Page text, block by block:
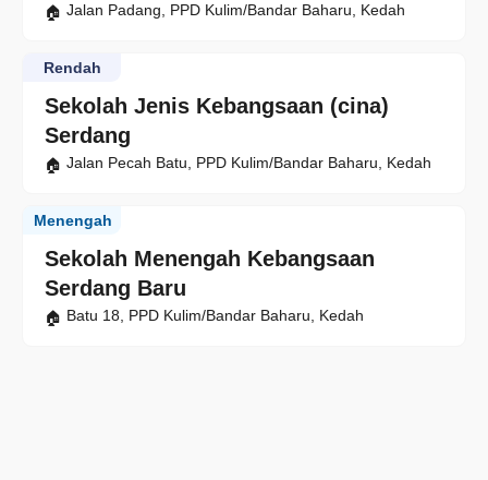
Jalan Padang, PPD Kulim/Bandar Baharu, Kedah
Sekolah Jenis Kebangsaan (cina)
Serdang
Rendah
Jalan Pecah Batu, PPD Kulim/Bandar Baharu, Kedah
Sekolah Menengah Kebangsaan
Serdang Baru
Menengah
Batu 18, PPD Kulim/Bandar Baharu, Kedah